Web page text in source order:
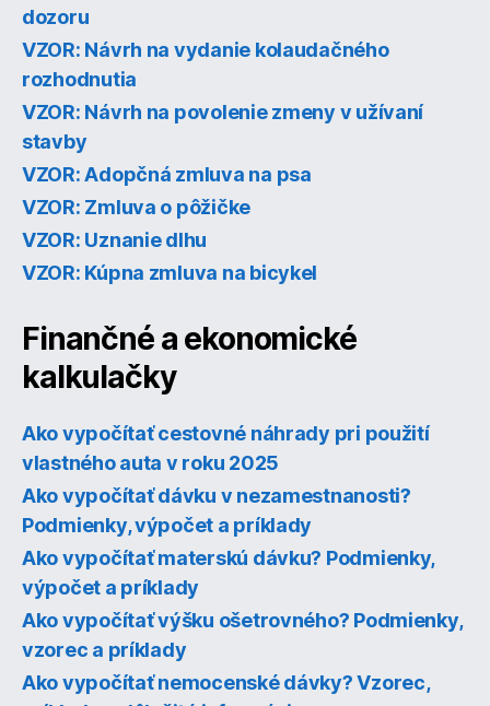
dozoru
VZOR: Návrh na vydanie kolaudačného
rozhodnutia
VZOR: Návrh na povolenie zmeny v užívaní
stavby
VZOR: Adopčná zmluva na psa
VZOR: Zmluva o pôžičke
VZOR: Uznanie dlhu
VZOR: Kúpna zmluva na bicykel
Finančné a ekonomické
kalkulačky
Ako vypočítať cestovné náhrady pri použití
vlastného auta v roku 2025
Ako vypočítať dávku v nezamestnanosti?
Podmienky, výpočet a príklady
Ako vypočítať materskú dávku? Podmienky,
výpočet a príklady
Ako vypočítať výšku ošetrovného? Podmienky,
vzorec a príklady
Ako vypočítať nemocenské dávky? Vzorec,